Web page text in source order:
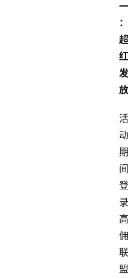
一
：
超
红
发
放
活
动
期
间
登
录
高
佣
联
盟